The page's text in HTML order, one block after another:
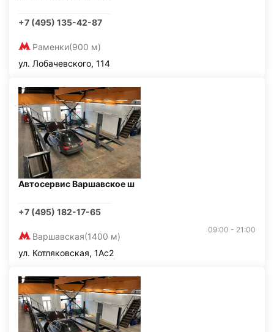
+7 (495) 135-42-87
Раменки(900 м)
ул. Лобачевского, 114
Автосервис Варшавское ш
+7 (495) 182-17-65
Варшавская(1400 м)
09:00 - 21:00
ул. Котляковская, 1Ас2